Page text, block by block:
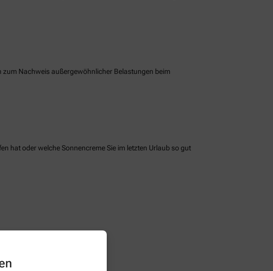
Nachweis außergewöhnlicher Belastungen beim
hat oder welche Sonnencreme Sie im letzten Urlaub so gut